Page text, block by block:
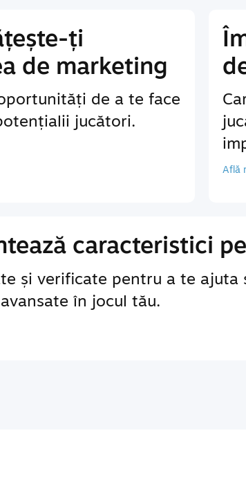
ți
de marketing
de a te face
jucători.
Află
caracteristici
și verificate pentru a te
în jocul tău.